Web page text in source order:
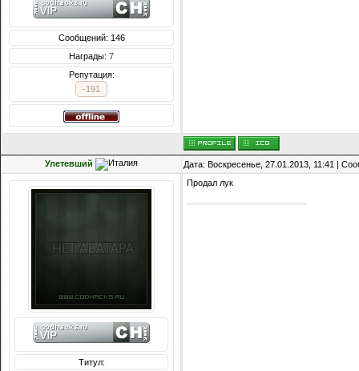
Сообщений: 146
Награды: 7
Репутация:
-191
Улетевший Дата: Воскресенье, 27.01.2013, 11:41 |
Титул:
Продал лук